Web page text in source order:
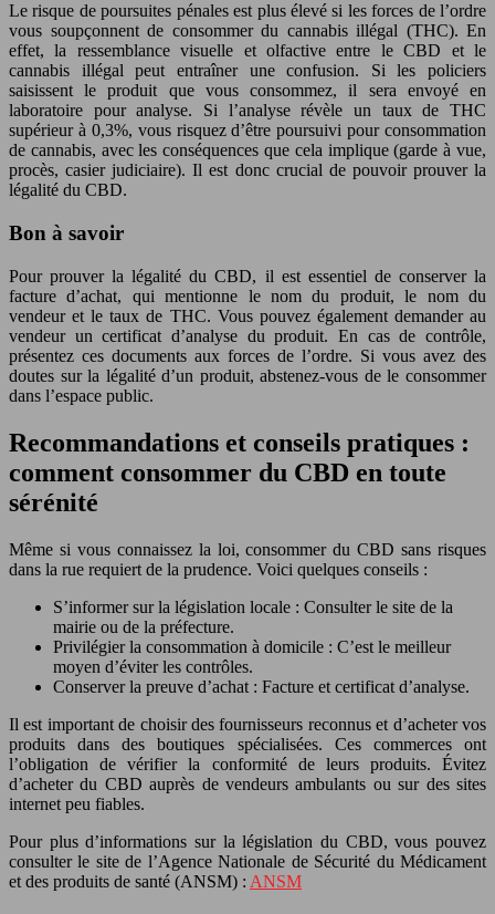
Le risque de poursuites pénales est plus élevé si les forces de l’ordre
vous soupçonnent de consommer du cannabis illégal (THC). En
effet, la ressemblance visuelle et olfactive entre le CBD et le
cannabis illégal peut entraîner une confusion. Si les policiers
saisissent le produit que vous consommez, il sera envoyé en
laboratoire pour analyse. Si l’analyse révèle un taux de THC
supérieur à 0,3%, vous risquez d’être poursuivi pour consommation
de cannabis, avec les conséquences que cela implique (garde à vue,
procès, casier judiciaire). Il est donc crucial de pouvoir prouver la
légalité du CBD.
Bon à savoir
Pour prouver la légalité du CBD, il est essentiel de conserver la
facture d’achat, qui mentionne le nom du produit, le nom du
vendeur et le taux de THC. Vous pouvez également demander au
vendeur un certificat d’analyse du produit. En cas de contrôle,
présentez ces documents aux forces de l’ordre. Si vous avez des
doutes sur la légalité d’un produit, abstenez-vous de le consommer
dans l’espace public.
Recommandations et conseils pratiques :
comment consommer du CBD en toute
sérénité
Même si vous connaissez la loi, consommer du CBD sans risques
dans la rue requiert de la prudence. Voici quelques conseils :
S’informer sur la législation locale : Consulter le site de la
mairie ou de la préfecture.
Privilégier la consommation à domicile : C’est le meilleur
moyen d’éviter les contrôles.
Conserver la preuve d’achat : Facture et certificat d’analyse.
Il est important de choisir des fournisseurs reconnus et d’acheter vos
produits dans des boutiques spécialisées. Ces commerces ont
l’obligation de vérifier la conformité de leurs produits. Évitez
d’acheter du CBD auprès de vendeurs ambulants ou sur des sites
internet peu fiables.
Pour plus d’informations sur la législation du CBD, vous pouvez
consulter le site de l’Agence Nationale de Sécurité du Médicament
et des produits de santé (ANSM) : ANSM